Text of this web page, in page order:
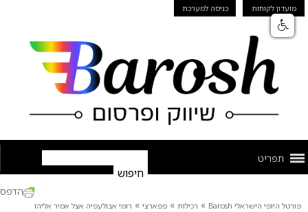
מועדון לקוחות כניסה למערכת
תפריט
פורטל היופי הישראלי Barosh » רכילות » פפארצי » רומי אבולעפיה אצל אמיר אליהו
הדפס